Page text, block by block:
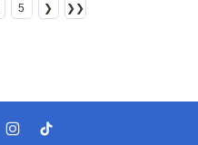
5 ❯ ❯❯